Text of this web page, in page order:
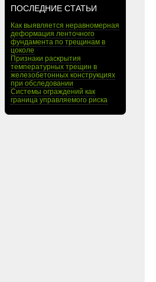
ПОСЛЕДНИЕ СТАТЬИ
Как выявляется неравномерная
деформация ленточного
фундамента по трещинам в
цоколе
Признаки раскрытия
температурных трещин в
железобетонных конструкциях
при обследовании
Системы ограждений как
граница управляемого риска